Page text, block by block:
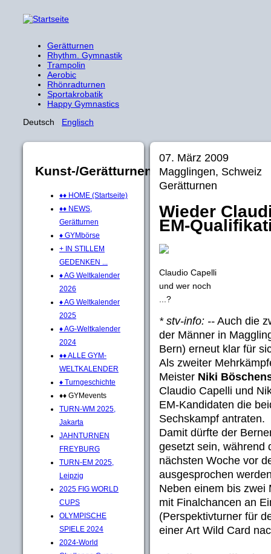
Gerätturnen
Rhythm. Gymnastik
Trampolin
Aerobic
Rhönradturnen
Sportakrobatik
Happy Gymnastics
Deutsch Englisch
Kunst-/Gerätturnen
♦♦ HOME (Startseite)
♦♦ NEWS,
Gerätturnen
♦ GYMbörse
+ IN STILLEM
GEDENKEN ...
♦ AG Weltkalender
2026
♦ AG Weltkalender
2025
♦ AG-Weltkalender
2024
♦♦ ALLE GYM-
WELTKALENDER
♦ Turngeschichte
♦♦ GYMevents
TURN-WM 2025,
Jakarta
JAHNTURNEN
FREYBURG
TURN-EM 2025,
Leipzig
2025 FIG WORLD
CUPS
OLYMPISCHE
SPIELE 2024
2024-World
07. März 2009
Magglingen, Schweiz
Gerätturnen
Wieder
EM-
Claudio Capelli
und wer noch
...?
* stv-info: -- Auch die
der Männer in
Bern) erneut klar für
Als zweiter
Meister Niki
Claudio Capelli und
EM-Kandidaten die
Sechskampf antraten.
Damit dürfte der
gesetzt sein, während
nächsten Woche vor
ausgesprochen
Neben einem bis zwei
mit Finalchancen an
(Perspektivturner für
einer Art Wild Card